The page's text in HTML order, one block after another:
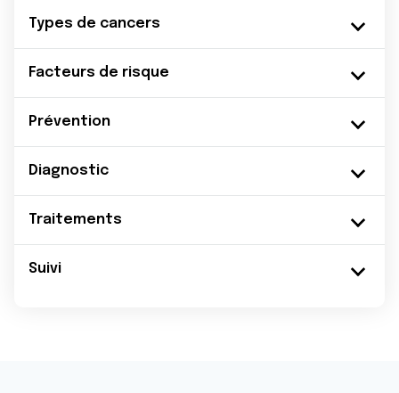
Types de cancers
Facteurs de risque
Prévention
Diagnostic
Traitements
Suivi